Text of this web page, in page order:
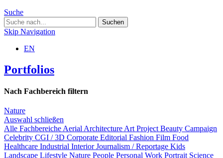
Suche
Skip Navigation
EN
Portfolios
Nach Fachbereich filtern
Nature
Auswahl schließen
Alle Fachbereiche Aerial Architecture Art Project Beauty Campaign
Celebrity CGI / 3D Corporate Editorial Fashion Film Food
Healthcare Industrial InteriorJournalism / Reportage Kids
Landscape Lifestyle Nature People Personal Work Portrait Science